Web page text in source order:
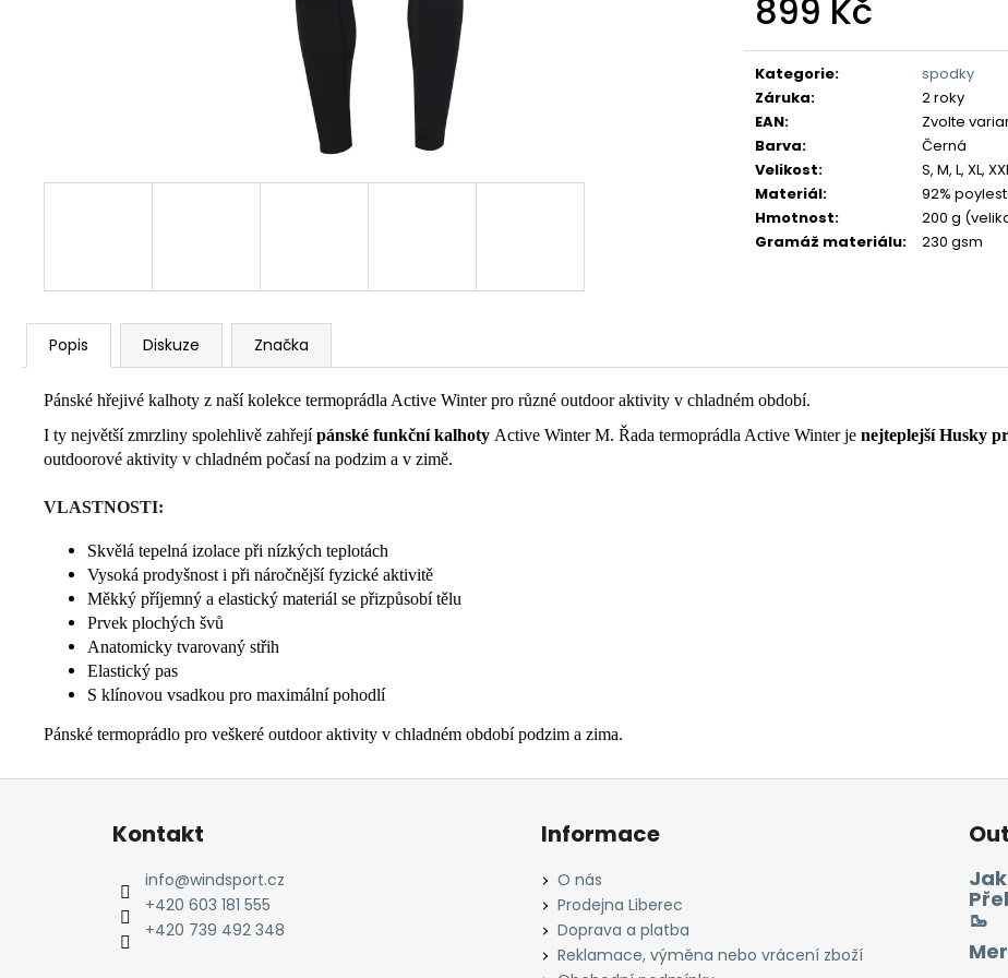
899 Kč
cena:
Kategorie:
spodky
Záruka:
2 roky
EAN:
Zvolte
Barva:
Černá
Velikost:
S, M, L, XL,
Materiál:
92%
Hmotnost:
200 g
Gramáž materiálu: 230 gsm
Popis Diskuze Značka
Pánské hřejivé kalhoty z naší kolekce termoprádla Active Winter pro různé outdoor aktivity v chladném období.
I ty největší zmrzliny spolehlivě zahřejípánské funkční kalhoty Active Winter M. Řada termoprádla Active Winter je nejteplejší Husky
outdoorové aktivity v chladném počasí na podzim a v zimě.
VLASTNOSTI:
Skvělá tepelná izolace při nízkých teplotách
Vysoká prodyšnost i při náročnější fyzické aktivitě
Měkký příjemný a elastický materiál se přizpůsobí tělu
Prvek plochých švů
Anatomicky tvarovaný střih
Elastický pas
S klínovou vsadkou pro maximální pohodlí
Pánské termoprádlo pro veškeré outdoor aktivity v chladném období podzim a zima.
Z
Kontakt
info@windsport.cz
+420 603 181 555
+420 739 492 348
Informace
O nás
Prodejna Liberec
Doprava a platba
Reklamace, výměna nebo vrácení zboží
🥾